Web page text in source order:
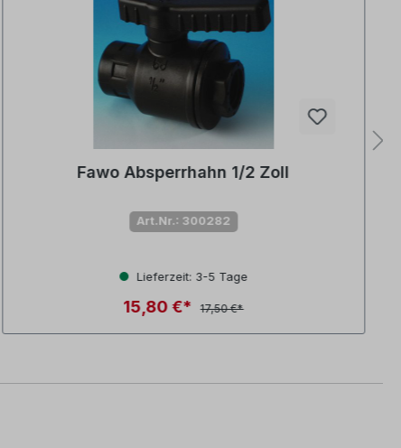
Fawo Absperrhahn 1/2 Zoll
Art.Nr.: 300282
Lieferzeit: 3-5 Tage
15,80 €* 17,50 €*